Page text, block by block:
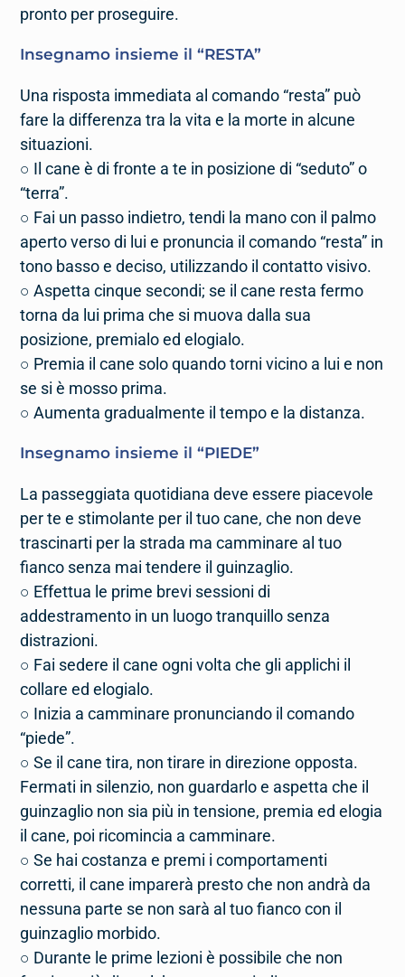
pronto per proseguire.
Insegnamo insieme il “RESTA”
Una risposta immediata al comando “resta” può
fare la differenza tra la vita e la morte in alcune
situazioni.
○ Il cane è di fronte a te in posizione di “seduto” o
“terra”.
○ Fai un passo indietro, tendi la mano con il palmo
aperto verso di lui e pronuncia il comando “resta” in
tono basso e deciso, utilizzando il contatto visivo.
○ Aspetta cinque secondi; se il cane resta fermo
torna da lui prima che si muova dalla sua
posizione, premialo ed elogialo.
○ Premia il cane solo quando torni vicino a lui e non
se si è mosso prima.
○ Aumenta gradualmente il tempo e la distanza.
Insegnamo insieme il “PIEDE”
La passeggiata quotidiana deve essere piacevole
per te e stimolante per il tuo cane, che non deve
trascinarti per la strada ma camminare al tuo
fianco senza mai tendere il guinzaglio.
○ Effettua le prime brevi sessioni di
addestramento in un luogo tranquillo senza
distrazioni.
○ Fai sedere il cane ogni volta che gli applichi il
collare ed elogialo.
○ Inizia a camminare pronunciando il comando
“piede”.
○ Se il cane tira, non tirare in direzione opposta.
Fermati in silenzio, non guardarlo e aspetta che il
guinzaglio non sia più in tensione, premia ed elogia
il cane, poi ricomincia a camminare.
○ Se hai costanza e premi i comportamenti
corretti, il cane imparerà presto che non andrà da
nessuna parte se non sarà al tuo fianco con il
guinzaglio morbido.
○ Durante le prime lezioni è possibile che non